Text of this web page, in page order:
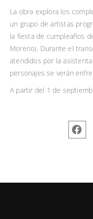
La obra explora los
un grupo de artistas
la fiesta de cumpleaños
Moreno). Durante el
atendidos por la asistenta
personajes se verán
A partir del 1 de